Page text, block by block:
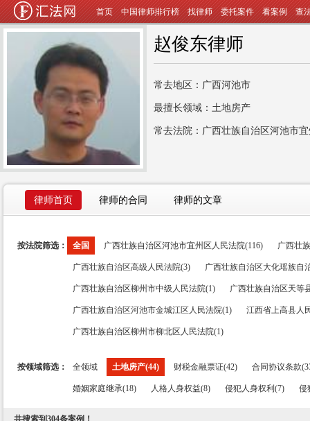
首页 中国律师排行榜 找律师 委托案件 看案例 查
赵俊东律师
常去地区：广西河池市
最擅长领域：土地房产
常去法院：广西壮族自治区河池市
律师首页 律师的合同 律师的文章
按法院筛选： 全国 广西壮族自治区河池市宜州区人民法院(116) 广西壮
广西壮族自治区高级人民法院(3) 广西壮族自治区大化瑶族自
广西壮族自治区柳州市中级人民法院(1) 广西壮族自治区天等
广西壮族自治区河池市金城江区人民法院(1) 江西省上高县人
广西壮族自治区柳州市柳北区人民法院(1)
按领域筛选： 全领域 土地房产(44) 财税金融票证(42) 合同协议条款
婚姻家庭继承(18) 人格人身权益(8) 侵犯人身权利(7) 侵
共搜索到304条案例！